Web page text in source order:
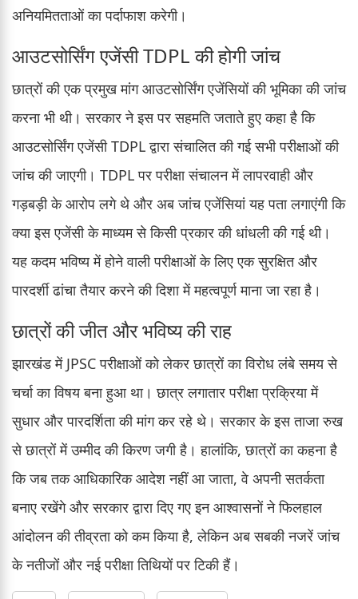
अनियमितताओं का पर्दाफाश करेगी।
आउटसोर्सिंग एजेंसी TDPL की होगी जांच
छात्रों की एक प्रमुख मांग आउटसोर्सिंग एजेंसियों की भूमिका की जांच
करना भी थी। सरकार ने इस पर सहमति जताते हुए कहा है कि
आउटसोर्सिंग एजेंसी TDPL द्वारा संचालित की गई सभी परीक्षाओं की
जांच की जाएगी। TDPL पर परीक्षा संचालन में लापरवाही और
गड़बड़ी के आरोप लगे थे और अब जांच एजेंसियां यह पता लगाएंगी कि
क्या इस एजेंसी के माध्यम से किसी प्रकार की धांधली की गई थी।
यह कदम भविष्य में होने वाली परीक्षाओं के लिए एक सुरक्षित और
पारदर्शी ढांचा तैयार करने की दिशा में महत्वपूर्ण माना जा रहा है।
छात्रों की जीत और भविष्य की राह
झारखंड में JPSC परीक्षाओं को लेकर छात्रों का विरोध लंबे समय से
चर्चा का विषय बना हुआ था। छात्र लगातार परीक्षा प्रक्रिया में
सुधार और पारदर्शिता की मांग कर रहे थे। सरकार के इस ताजा रुख
से छात्रों में उम्मीद की किरण जगी है। हालांकि, छात्रों का कहना है
कि जब तक आधिकारिक आदेश नहीं आ जाता, वे अपनी सतर्कता
बनाए रखेंगे और सरकार द्वारा दिए गए इन आश्वासनों ने फिलहाल
आंदोलन की तीव्रता को कम किया है, लेकिन अब सबकी नजरें जांच
के नतीजों और नई परीक्षा तिथियों पर टिकी हैं।